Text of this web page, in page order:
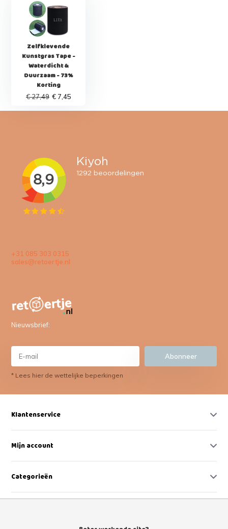
Zelfklevende
Kunstgras Tape -
Waterdicht &
Duurzaam - 73%
Korting
€ 27,49 € 7,45
+31 085 303 0315
sales@retoertje.nl
Nieuwsbrief:
Abonneer
* Lees hier de wettelijke beperkingen
Klantenservice
Mijn account
Categorieën